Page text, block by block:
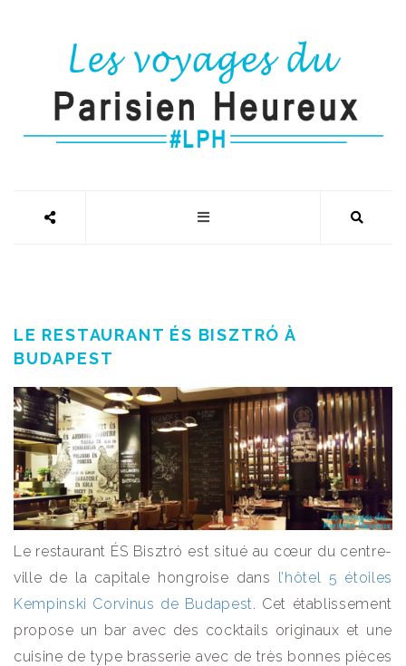
LE RESTAURANT ÉS BISZTRÓ À
BUDAPEST
Le restaurant ÉS Bisztró est situé au cœur du centre-
ville de la capitale hongroise dans l’hôtel 5 étoiles
Kempinski Corvinus de Budapest
. Cet établissement
propose un bar avec des cocktails originaux et une
cuisine de type brasserie avec de très bonnes pièces